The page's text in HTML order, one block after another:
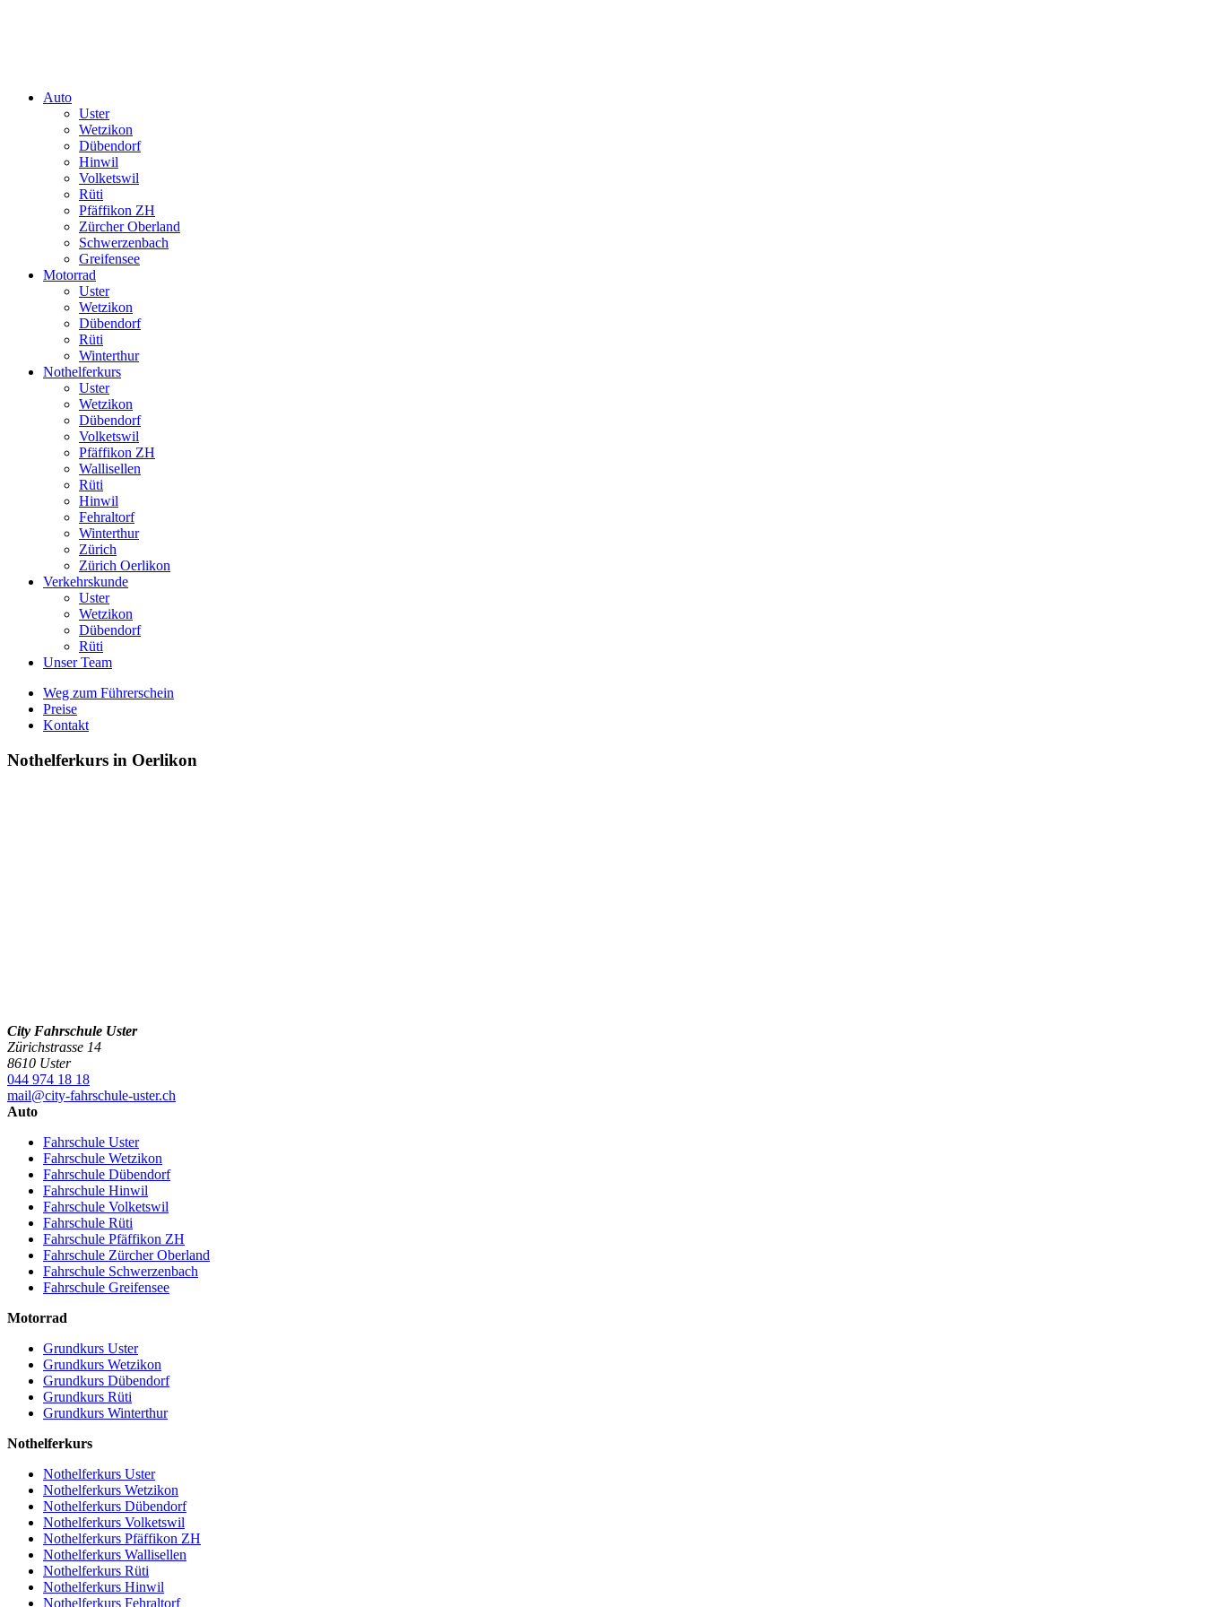
Auto
Uster
Wetzikon
Dübendorf
Hinwil
Volketswil
Rüti
Pfäffikon ZH
Zürcher Oberland
Schwerzenbach
Greifensee
Motorrad
Uster
Wetzikon
Dübendorf
Rüti
Winterthur
Nothelferkurs
Uster
Wetzikon
Dübendorf
Volketswil
Pfäffikon ZH
Wallisellen
Rüti
Hinwil
Fehraltorf
Winterthur
Zürich
Zürich Oerlikon
Verkehrskunde
Uster
Wetzikon
Dübendorf
Rüti
Unser Team
Weg zum Führerschein
Preise
Kontakt
Nothelferkurs in Oerlikon
City Fahrschule Uster
Zürichstrasse 14
8610 Uster
044 974 18 18
mail@city-fahrschule-uster.ch
Auto
Fahrschule Uster
Fahrschule Wetzikon
Fahrschule Dübendorf
Fahrschule Hinwil
Fahrschule Volketswil
Fahrschule Rüti
Fahrschule Pfäffikon ZH
Fahrschule Zürcher Oberland
Fahrschule Schwerzenbach
Fahrschule Greifensee
Motorrad
Grundkurs Uster
Grundkurs Wetzikon
Grundkurs Dübendorf
Grundkurs Rüti
Grundkurs Winterthur
Nothelferkurs
Nothelferkurs Uster
Nothelferkurs Wetzikon
Nothelferkurs Dübendorf
Nothelferkurs Volketswil
Nothelferkurs Pfäffikon ZH
Nothelferkurs Wallisellen
Nothelferkurs Rüti
Nothelferkurs Hinwil
Nothelferkurs Fehraltorf